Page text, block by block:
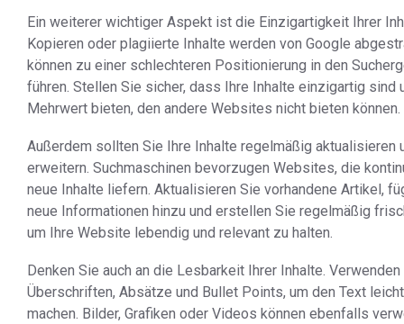
Ein weiterer wichtiger Aspekt ist die Einzigartigkeit Ihrer
Kopieren oder plagiierte Inhalte werden von Google
können zu einer schlechteren Positionierung in den
führen. Stellen Sie sicher, dass Ihre Inhalte einzigartig sind
Mehrwert bieten, den andere Websites nicht bieten können.
Außerdem sollten Sie Ihre Inhalte regelmäßig aktualisieren
erweitern. Suchmaschinen bevorzugen Websites, die
neue Inhalte liefern. Aktualisieren Sie vorhandene Artikel,
neue Informationen hinzu und erstellen Sie regelmäßig
um Ihre Website lebendig und relevant zu halten.
Denken Sie auch an die Lesbarkeit Ihrer Inhalte.
Überschriften, Absätze und Bullet Points, um den Text
machen. Bilder, Grafiken oder Videos können ebenfalls